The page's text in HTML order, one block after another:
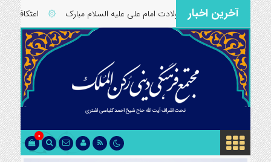
آخرین اخبار
۞ ولادت امام علی علیه السلام مبارک ۞ اعتکاف 1404 مسجد رکن الملک اصفهان
0